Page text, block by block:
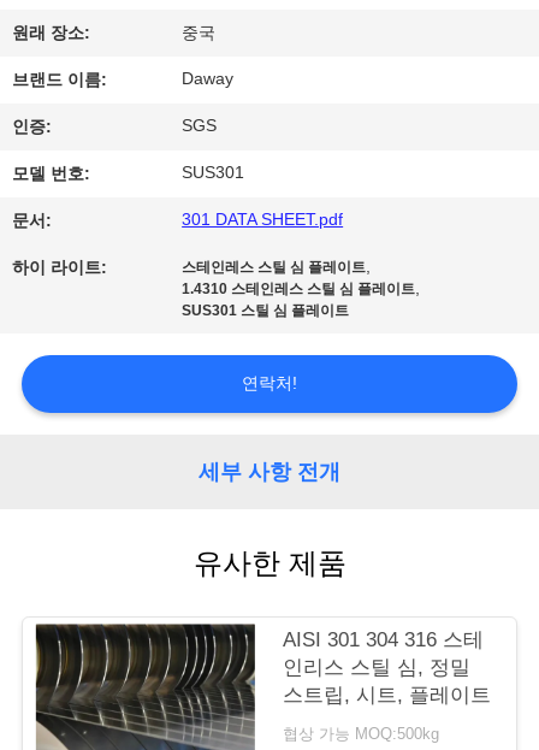
대
하
여
여
관
원래 장소: 중국
브랜드 이름: Daway
인증: SGS
모델 번호: SUS301
문서: 301 DATA SHEET.pdf
하이 라이트: 스테인레스 스틸 심 플레이트,
1.4310 스테인레스 스틸 심 플레이트,
SUS301 스틸 심 플레이트
연락처!
세부 사항 전개
유사한 제품
AISI 301 304 316 스테
인리스 스틸 심, 정밀
스트립, 시트, 플레이트
협상 가능 MOQ:500kg